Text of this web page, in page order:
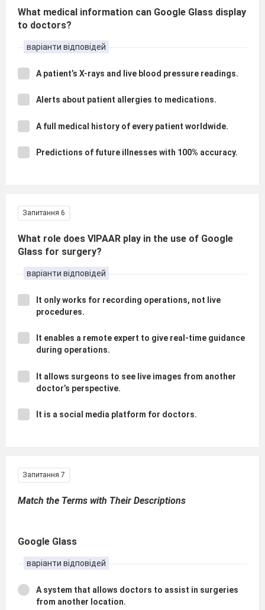
What medical information can Google Glass display
to doctors?
варіанти відповідей
A patient’s X-rays and live blood pressure readings.
Alerts about patient allergies to medications.
A full medical history of every patient worldwide.
Predictions of future illnesses with 100% accuracy.
Запитання 6
What role does VIPAAR play in the use of Google
Glass for surgery?
варіанти відповідей
It only works for recording operations, not live
procedures.
It enables a remote expert to give real-time guidance
during operations.
It allows surgeons to see live images from another
doctor’s perspective.
It is a social media platform for doctors.
Запитання 7
Match the Terms with Their Descriptions
Google Glass
варіанти відповідей
A system that allows doctors to assist in surgeries
from another location.